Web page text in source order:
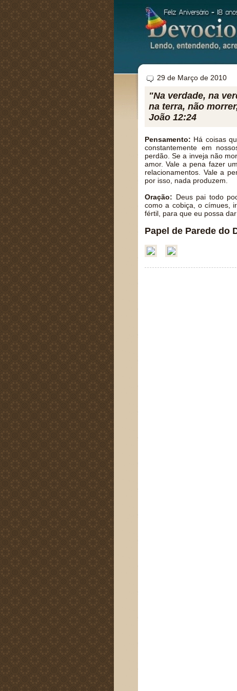
29 de Março de 2010
"Na verdade, na
na terra, não
João 12:24
Pensamento: Há coisas
constantemente em
perdão. Se a inveja não
amor. Vale a pena fazer
relacionamentos. Vale a
por isso, nada produzem.
Oração: Deus pai todo
como a cobiça, o címues,
fértil, para que eu possa
Papel de Parede do